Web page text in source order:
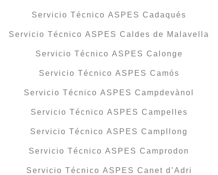
Servicio Técnico ASPES Cadaqués
Servicio Técnico ASPES Caldes de Malavella
Servicio Técnico ASPES Calonge
Servicio Técnico ASPES Camós
Servicio Técnico ASPES Campdevànol
Servicio Técnico ASPES Campelles
Servicio Técnico ASPES Campllong
Servicio Técnico ASPES Camprodon
Servicio Técnico ASPES Canet d’Adri